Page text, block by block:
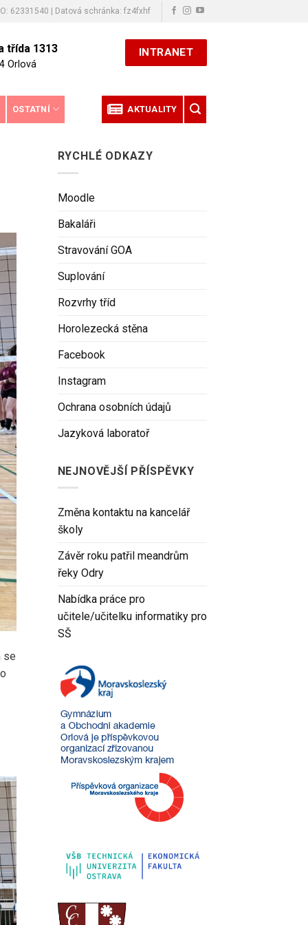
62331540 | Datová schránka: fz4fxhf
třída 1313
Orlová
INTRANET
OSTATNÍ AKTUALITY
se
RYCHLÉ ODKAZY
Moodle
Bakaláři
Stravování GOA
Suplování
Rozvrhy tříd
Horolezecká stěna
Facebook
Instagram
Ochrana osobních údajů
Jazyková laboratoř
NEJNOVĚJŠÍ PŘÍSPĚVKY
Změna kontaktu na kancelář
školy
Závěr roku patřil meandrům
řeky Odry
Nabídka práce pro
učitele/učitelku informatiky pro
SŠ